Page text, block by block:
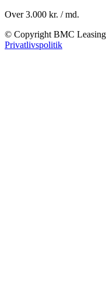
Over 3.000 kr. / md.
© Copyright BMC
Privatlivspolitik